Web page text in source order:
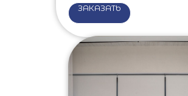
ЗАКАЗАТЬ